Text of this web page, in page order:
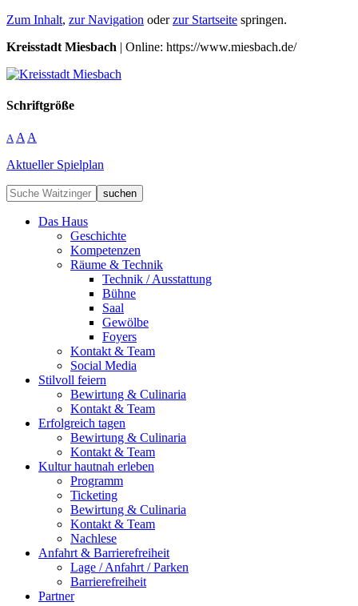
Zum Inhalt, zur Navigation oderzur Startseite springen.
Kreisstadt Miesbach | Online: https://www.miesbach.de/
Schriftgröße
A A A
Aktueller Spielplan
suchen
Das Haus
Geschichte
Kompetenzen
Räume & Technik
Technik / Ausstattung
Bühne
Saal
Gewölbe
Foyers
Kontakt & Team
Social Media
Stilvoll feiern
Bewirtung & Culinaria
Kontakt & Team
Erfolgreich tagen
Bewirtung & Culinaria
Kontakt & Team
Kultur hautnah erleben
Programm
Ticketing
Bewirtung & Culinaria
Kontakt & Team
Nachlese
Anfahrt & Barrierefreiheit
Lage / Anfahrt / Parken
Barrierefreiheit
Partner